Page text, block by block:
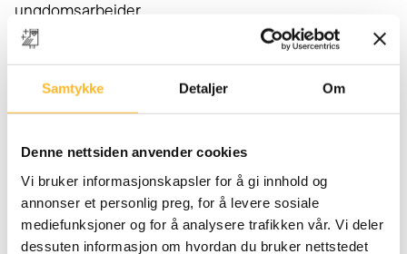
Samtykke Detaljer Om
Denne nettsiden anvender cookies
Vi bruker informasjonskapsler for å gi innhold og
annonser et personlig preg, for å levere sosiale
mediefunksjoner og for å analysere trafikken vår. Vi deler
dessuten informasjon om hvordan du bruker nettstedet
ungdomsarbeider.
Øke kompetansen
En videre satsning på etter- og videreutdanning er
derfor viktig for å øke så vel den enkeltes som
Ifølge SSBs sysselsettingsstatistikk er nærmere én
av fem barnehageansatte i dag over 50 år, og
andelen øker.